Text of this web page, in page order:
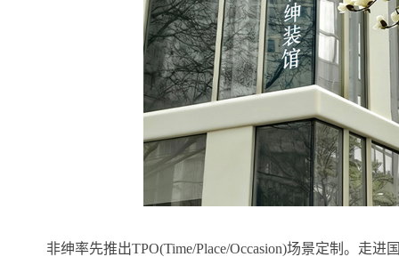
非绅率先推出TPO(Time/Place/Occasion)场景定制。走